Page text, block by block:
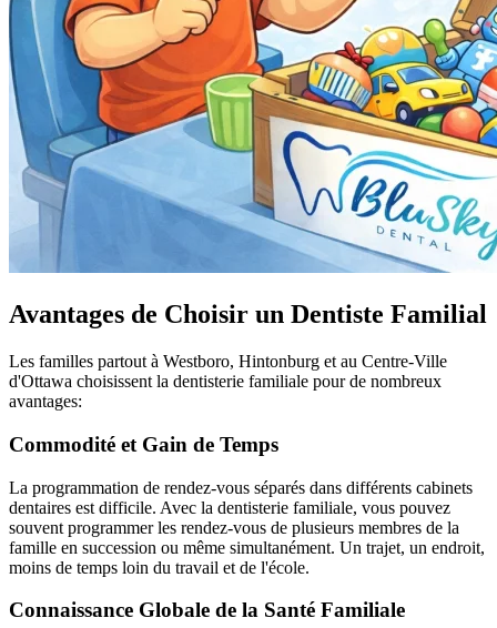
Avantages de Choisir un Dentiste Familial
Les familles partout à Westboro, Hintonburg et au Centre-Ville
d'Ottawa choisissent la dentisterie familiale pour de nombreux
avantages:
Commodité et Gain de Temps
La programmation de rendez-vous séparés dans différents cabinets
dentaires est difficile. Avec la dentisterie familiale, vous pouvez
souvent programmer les rendez-vous de plusieurs membres de la
famille en succession ou même simultanément. Un trajet, un endroit,
moins de temps loin du travail et de l'école.
Connaissance Globale de la Santé Familiale